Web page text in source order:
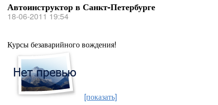
Автоинструктор в Санкт-Петербурге
18-06-2011 19:54
Курсы безаварийного вождения!
[показать]